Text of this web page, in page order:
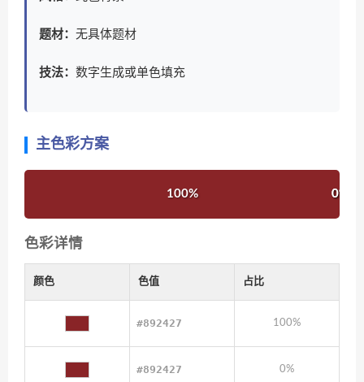
题材： 无具体题材
技法： 数字生成或单色填充
主色彩方案
100% 0%
0%
色彩详情
颜色 色值 占比
#892427 100%
#892427 0%